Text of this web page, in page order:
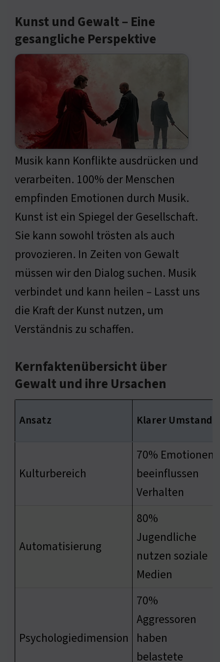
Kunst und Gewalt – Eine
gesangliche Perspektive
Musik kann Konflikte ausdrücken und
verarbeiten. 100% der Menschen
empfinden Emotionen durch Musik.
Kunst ist ein Spiegel der Gesellschaft.
Sie kann sowohl trösten als auch
provozieren. In Zeiten von Gewalt
müssen wir den Dialog suchen. Musik
verbindet und kann heilen – Lasst uns
die Kraft der Kunst nutzen, um
Verständnis zu schaffen.
Kernfaktenübersicht über
Gewalt und ihre Ursachen
Ansatz Klarer Umstand
Kulturbereich
70% Emotionen
beeinflussen
Verhalten
Automatisierung
80%
Jugendliche
nutzen soziale
Medien
Psychologiedimension
70%
Aggressoren
haben
belastete